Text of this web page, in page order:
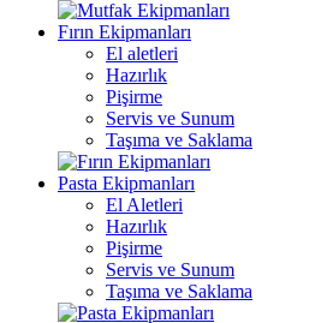
Fırın Ekipmanları
El aletleri
Hazırlık
Pişirme
Servis ve Sunum
Taşıma ve Saklama
Pasta Ekipmanları
El Aletleri
Hazırlık
Pişirme
Servis ve Sunum
Taşıma ve Saklama